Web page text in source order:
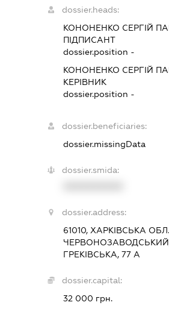
dossier.heads:
КОНОНЕНКО СЕРГІЙ
ПІДПИСАНТ
dossier.position -
КОНОНЕНКО СЕРГІЙ
КЕРІВНИК
dossier.position -
dossier.beneficiaries:
dossier.missingData
dossier.smida:
dossier.address:
61010, ХАРКІВСЬКА
ГРЕКІВСЬКА, 77 А
dossier.capital:
32 000 грн.